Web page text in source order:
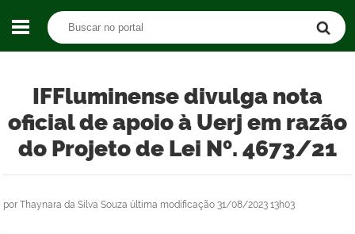
IFFluminense divulga nota
oficial de apoio à Uerj em razão
do Projeto de Lei Nº. 4673/21
por Thaynara da Silva Souza última modificação 31/08/2023 13h03